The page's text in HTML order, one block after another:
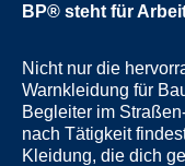
BP® steht für
Nicht nur die
Warnkleidung für
Begleiter im
nach Tätigkeit
Kleidung, die dich